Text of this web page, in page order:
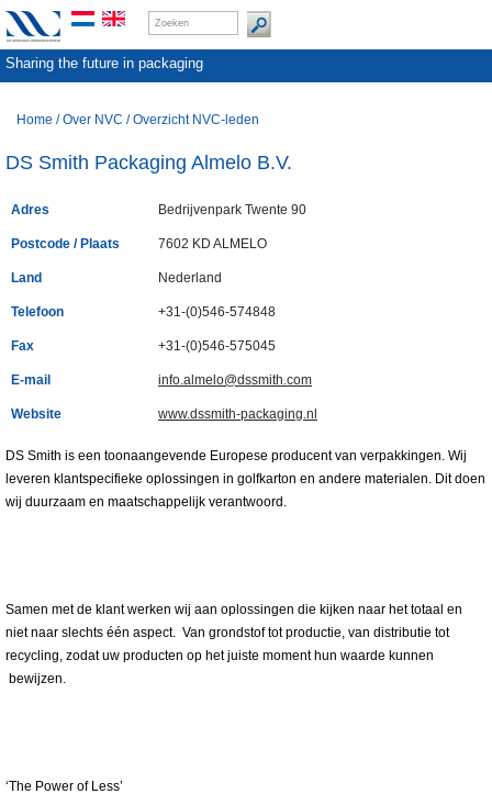
Sharing the future in packaging
Home /Over NVC /Overzicht NVC-leden
DS Smith Packaging Almelo B.V.
Adres Bedrijvenpark Twente 90
Postcode / Plaats 7602 KD ALMELO
Land Nederland
Telefoon +31-(0)546-574848
Fax +31-(0)546-575045
E-mail info.almelo@dssmith.com
Website www.dssmith-packaging.nl
DS Smith is een toonaangevende Europese producent van verpakkingen. Wij
leveren klantspecifieke oplossingen in golfkarton en andere materialen. Dit doen
wij duurzaam en maatschappelijk verantwoord.
Samen met de klant werken wij aan oplossingen die kijken naar het totaal en
niet naar slechts één aspect. Van grondstof tot productie, van distributie tot
recycling, zodat uw producten op het juiste moment hun waarde kunnen
bewijzen.
‘The Power of Less’